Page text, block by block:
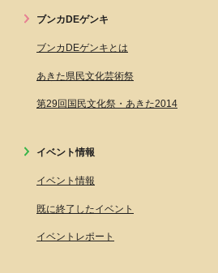
ブンカDEゲンキ
ブンカDEゲンキとは
あきた県民文化芸術祭
第29回国民文化祭・あきた2014
イベント情報
イベント情報
既に終了したイベント
イベントレポート